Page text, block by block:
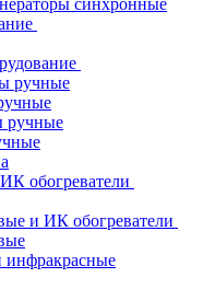
синхронные
ручные
ручные
обогреватели
и ИК обогреватели
инфракрасные